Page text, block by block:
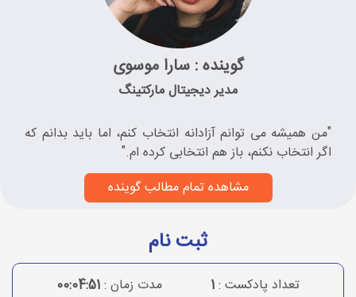
گوینده : سارا موسوی
مدیر دیجیتال مارکتینگ
"من همیشه می توانم آزادانه انتخاب کنم، اما باید بدانم که
اگر انتخاب نکنم، باز هم انتخابی کرده ام."
مشاهده تمام مطالب گوینده
ثبت نام
تعداد پادکست :1 مدت زمان :00:04:51